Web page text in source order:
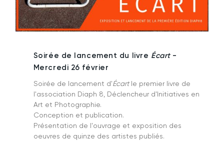
Soirée de lancement du livre Écart-
Mercredi 26 février
Soirée de lancement d'Écartle premier livre de
l'association Diaph 8, Déclencheur d'Initiatives en
Art et Photographie.
Conception et publication.
Présentation de l'ouvrage et exposition des
oeuvres de quinze des artistes publiés.